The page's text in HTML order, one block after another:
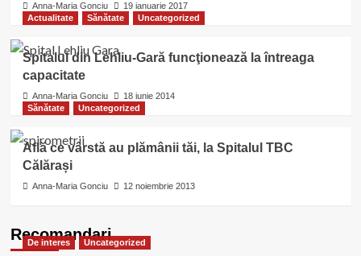
Anna-Maria Gonciu
19 ianuarie 2017
Actualitate
Sănătate Uncategorized
Spitalul din Lehliu-Gară funcţionează la întreaga
capacitate
Anna-Maria Gonciu
18 iunie 2014
Sănătate
Uncategorized
Află ce vârstă au plămânii tăi, la Spitalul TBC
Călărași
Anna-Maria Gonciu 12 noiembrie 2013
Recomandari
De interes Uncategorized